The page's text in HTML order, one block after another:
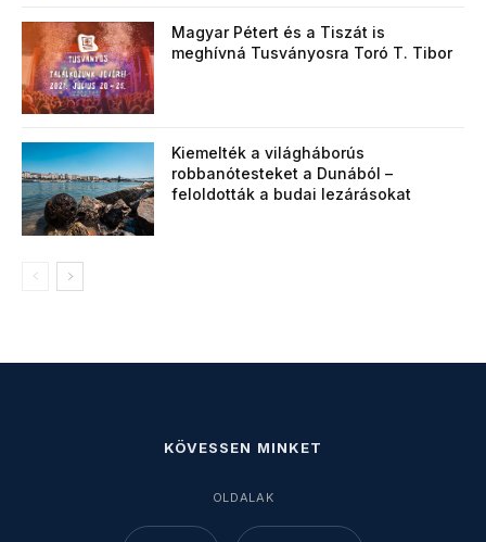
Magyar Pétert és a Tiszát is
meghívná Tusványosra Toró T. Tibor
Kiemelték a világháborús
robbanótesteket a Dunából –
feloldották a budai lezárásokat
KÖVESSEN MINKET
OLDALAK